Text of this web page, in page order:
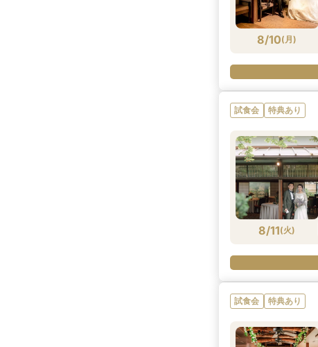
8/9(日)
8/9(日)
8/9(日)
8/9(日)
8/10( 月)
試食会 特典あり
8/11(火)
試食会 特典あり